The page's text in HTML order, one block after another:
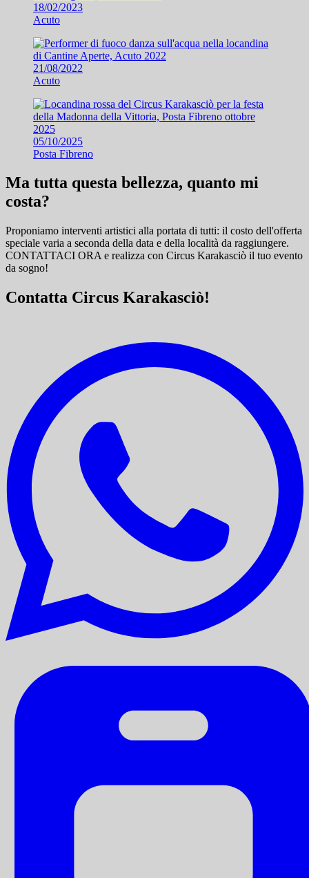
18/02/2023
Acuto
21/08/2022
Acuto
05/10/2025
Posta Fibreno
Ma tutta questa bellezza, quanto mi
costa?
Proponiamo interventi artistici alla portata di tutti: il costo dell'offerta
speciale varia a seconda della data e della località da raggiungere.
CONTATTACI ORA e realizza con Circus Karakasciò il tuo evento
da sogno!
Contatta Circus Karakasciò!